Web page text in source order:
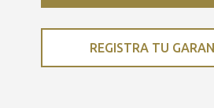
REGISTRA TU